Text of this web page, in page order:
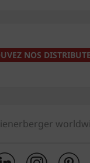
NOS